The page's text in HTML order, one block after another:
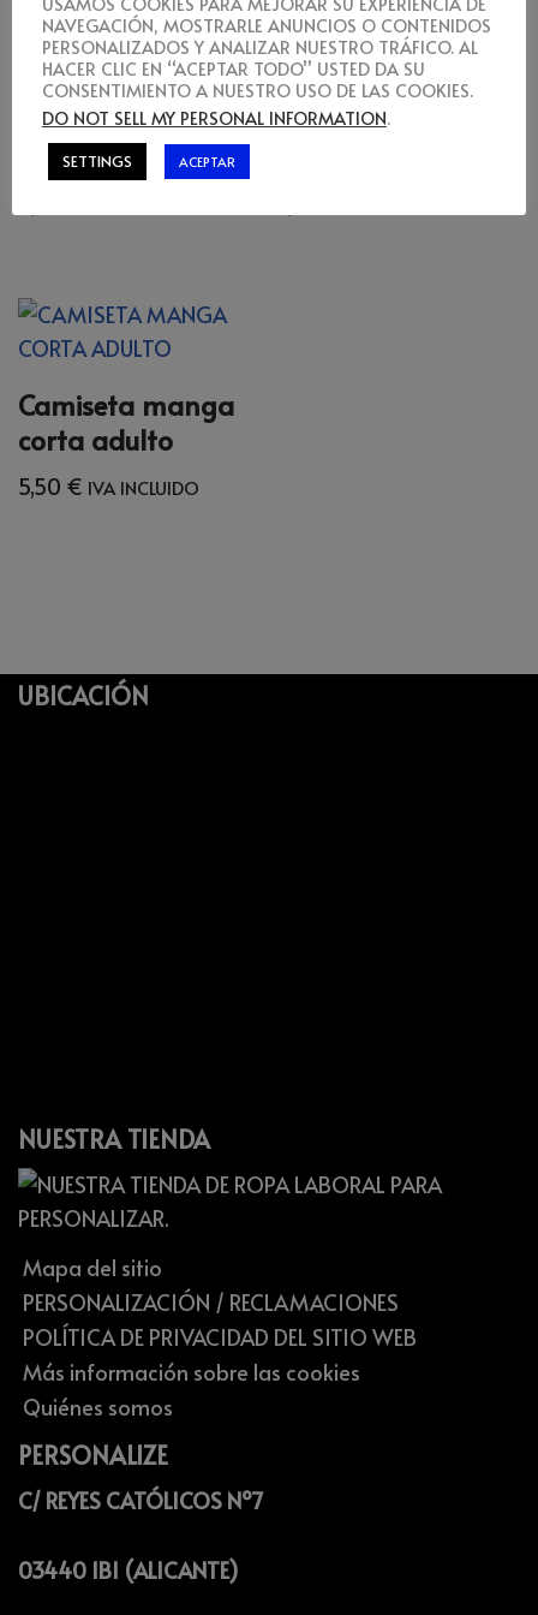
Diseñador
camiseta bebé
Camiseta manga
Camiseta manga
corta adulto
5,50 € IVA INCLUIDO
UBICACIÓN
NUESTRA TIENDA
Mapa del sitio
PERSONALIZACIÓN / RECLAMACIONES
POLÍTICA DE PRIVACIDAD DEL SITIO WEB
Más información sobre las cookies
Quiénes somos
PERSONALIZE
C/ REYES CATÓLICOS Nº7
03440 IBI (ALICANTE)
NAVEGACIÓN, MOSTRARLE ANUNCIOS O CONTENIDOS
PERSONALIZADOS Y ANALIZAR NUESTRO TRÁFICO. AL
HACER CLIC EN “ACEPTAR TODO” USTED DA SU
CONSENTIMIENTO A NUESTRO USO DE LAS COOKIES.
DO NOT SELL MY PERSONAL INFORMATION.
SETTINGS ACEPTAR